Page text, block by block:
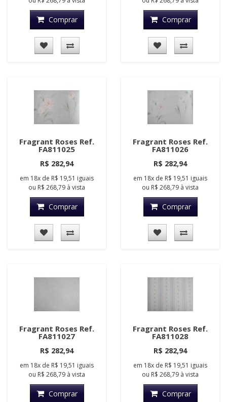
Comprar Comprar
Fragrant Roses Ref.
FA811025
R$ 282,94
em 18x de R$ 19,51 iguais
ou R$ 268,79 à vista
Comprar
Fragrant Roses Ref.
FA811026
R$ 282,94
em 18x de R$ 19,51 iguais
ou R$ 268,79 à vista
Comprar
Fragrant Roses Ref.
FA811027
R$ 282,94
em 18x de R$ 19,51 iguais
ou R$ 268,79 à vista
Comprar
Fragrant Roses Ref.
FA811028
R$ 282,94
em 18x de R$ 19,51 iguais
ou R$ 268,79 à vista
Comprar